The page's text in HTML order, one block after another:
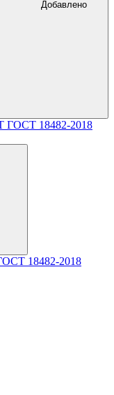
Добавлено
18482-2018